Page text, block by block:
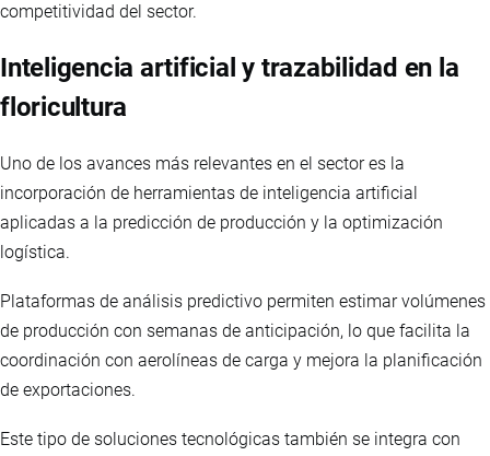
competitividad del sector.
Inteligencia artificial y trazabilidad en la
floricultura
Uno de los avances más relevantes en el sector es la
incorporación de herramientas de inteligencia artificial
aplicadas a la predicción de producción y la optimización
logística.
Plataformas de análisis predictivo permiten estimar volúmenes
de producción con semanas de anticipación, lo que facilita la
coordinación con aerolíneas de carga y mejora la planificación
de exportaciones.
Este tipo de soluciones tecnológicas también se integra con